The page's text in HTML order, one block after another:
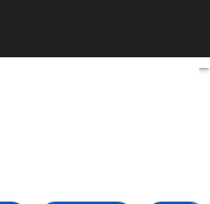
(Ingram Micro):